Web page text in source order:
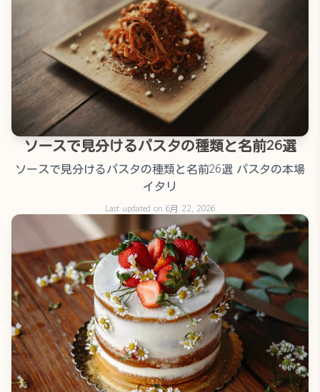
ソースで見分けるパスタの種類と名前26選
ソースで見分けるパスタの種類と名前26選 パスタの本場
イタリ
Last updated on 6月 22, 2026